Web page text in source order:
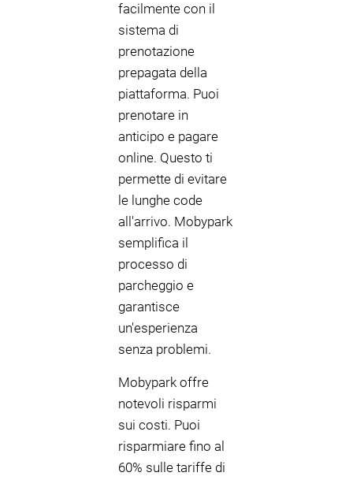
facilmente con il
sistema di
prenotazione
prepagata della
piattaforma. Puoi
prenotare in
anticipo e pagare
online. Questo ti
permette di evitare
le lunghe code
all'arrivo. Mobypark
semplifica il
processo di
parcheggio e
garantisce
un'esperienza
senza problemi.
Mobypark offre
notevoli risparmi
sui costi. Puoi
risparmiare fino al
60% sulle tariffe di